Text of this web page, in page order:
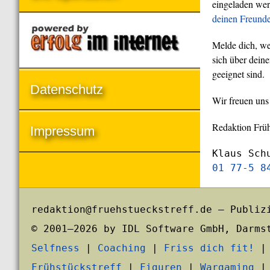
eingeladen
deinen
Melde dich,
sich über
geeignet sind.
Wir freuen
Redaktion
Klaus
01 77-5
Datenschutz
Impressum
redaktion@fruehstueckstreff.de –
© 2001–2026 by IDL Software GmbH,
Selfness
| Coaching | Friss dich fit!
Frühstückstreff | Figuren | Wargaming